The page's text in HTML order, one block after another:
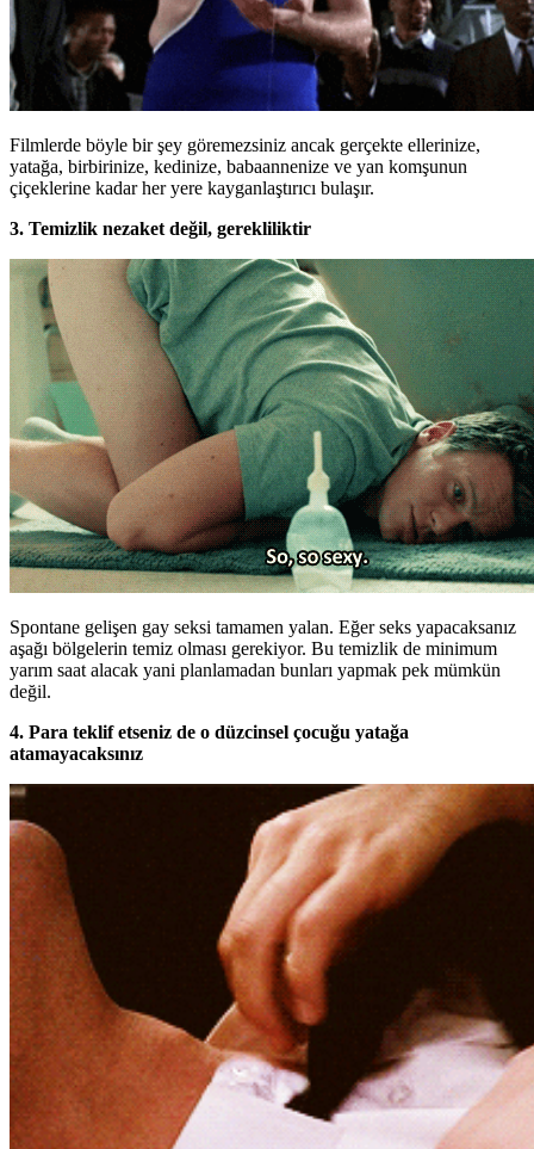
Filmlerde böyle bir şey göremezsiniz ancak gerçekte ellerinize,
yatağa, birbirinize, kedinize, babaannenize ve yan komşunun
çiçeklerine kadar her yere kayganlaştırıcı bulaşır.
3. Temizlik nezaket değil, gerekliliktir
Spontane gelişen gay seksi tamamen yalan. Eğer seks yapacaksanız
aşağı bölgelerin temiz olması gerekiyor. Bu temizlik de minimum
yarım saat alacak yani planlamadan bunları yapmak pek mümkün
değil.
4. Para teklif etseniz de o düzcinsel çocuğu yatağa
atamayacaksınız